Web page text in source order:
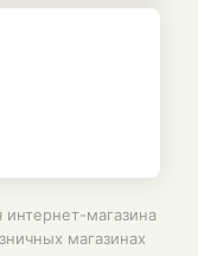
интернет-магазина
магазинах